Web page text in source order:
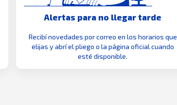
Alertas para no llegar tarde
Recibí novedades por correo en los horarios que
elijas y abrí el pliego o la página oficial cuando
esté disponible.